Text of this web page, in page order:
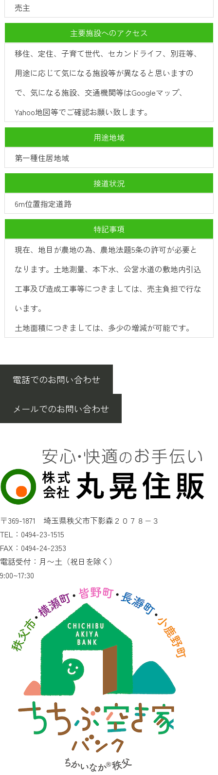
売主
主要施設へのアクセス
移住、定住、子育て世代、セカンドライフ、別荘等、
用途に応じて気になる施設等が異なると思いますの
で、気になる施設、交通機関等はGoogleマップ、
Yahoo地図等でご確認お願い致します。
用途地域
第一種住居地域
接道状況
6m位置指定道路
特記事項
現在、地目が農地の為、農地法題5条の許可が必要と
なります。土地測量、本下水、公営水道の敷地内引込
工事及び造成工事等につきましては、売主負担で行な
います。
土地面積につきましては、多少の増減が可能です。
電話でのお問い合わせ
メールでのお問い合わせ
〒369-1871 埼玉県秩父市下影森２０７８−３
TEL：0494-23-1515
FAX：0494-24-2353
電話受付：月〜土（祝日を除く）
9:00~17:30